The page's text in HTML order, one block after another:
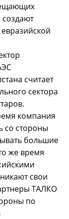
создают
считает
сектора
компания
со стороны
большие
же время
свои
ТАЛКО
по